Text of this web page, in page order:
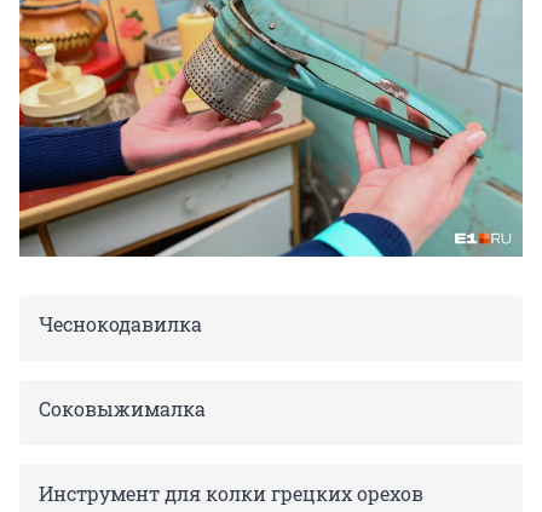
Чеснокодавилка
Соковыжималка
Инструмент для колки грецких орехов